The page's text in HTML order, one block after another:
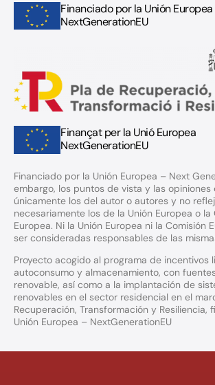
Financiado por la Unión Europea
NextGenerationEU
Finançat per la Unió Europea
NextGenerationEU
Financiado por la Unión Europea – Next
embargo, los puntos de vista y las opiniones
únicamente los del autor o autores y no
necesariamente los de la Unión Europea o la
Europea. Ni la Unión Europea ni la Comisión
ser consideradas responsables de las
Proyecto acogido al programa de incentivos
autoconsumo y almacenamiento, con
renovable, así como a la implantación de
renovables en el sector residencial en el
Recuperación, Transformación y Resiliencia,
Unión Europea – NextGenerationEU